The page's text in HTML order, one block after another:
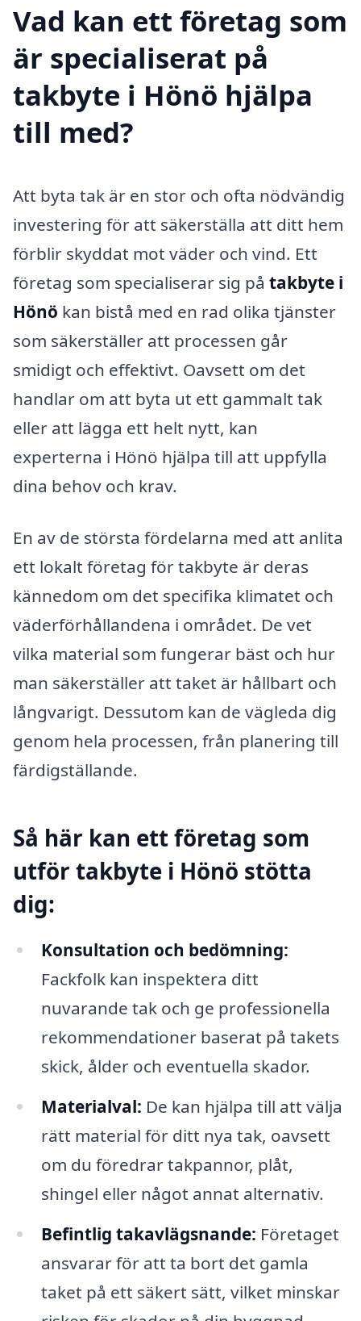
Vad kan ett företag som
är specialiserat på
takbyte i Hönö hjälpa
till med?
Att byta tak är en stor och ofta nödvändig
investering för att säkerställa att ditt hem
förblir skyddat mot väder och vind. Ett
företag som specialiserar sig på takbyte i
Hönö kan bistå med en rad olika tjänster
som säkerställer att processen går
smidigt och effektivt. Oavsett om det
handlar om att byta ut ett gammalt tak
eller att lägga ett helt nytt, kan
experterna i Hönö hjälpa till att uppfylla
dina behov och krav.
En av de största fördelarna med att anlita
ett lokalt företag för takbyte är deras
kännedom om det specifika klimatet och
väderförhållandena i området. De vet
vilka material som fungerar bäst och hur
man säkerställer att taket är hållbart och
långvarigt. Dessutom kan de vägleda dig
genom hela processen, från planering till
färdigställande.
Så här kan ett företag som
utför takbyte i Hönö stötta
dig:
Konsultation och bedömning:
Fackfolk kan inspektera ditt
nuvarande tak och ge professionella
rekommendationer baserat på takets
skick, ålder och eventuella skador.
Materialval: De kan hjälpa till att välja
rätt material för ditt nya tak, oavsett
om du föredrar takpannor, plåt,
shingel eller något annat alternativ.
Befintlig takavlägsnande: Företaget
ansvarar för att ta bort det gamla
taket på ett säkert sätt, vilket minskar